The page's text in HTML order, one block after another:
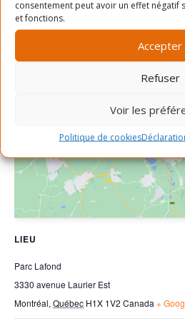
consentement peut avoir un effet négatif
et fonctions.
Accepter
Refuser
Voir les
Politique de cookies
LIEU
Parc Lafond
3330 avenue Laurier Est
Montréal, Québec H1X 1V2 Canada +
Cliquez pour accepter
marketing et activer